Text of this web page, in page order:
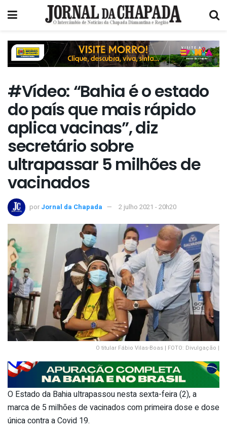
#Vídeo: “Bahia é o estado
do país que mais rápido
aplica vacinas”, diz
secretário sobre
ultrapassar 5 milhões de
vacinados
por Jornal da Chapada 2 julho 2021 - 20h20
O titular Fábio Vilas-Boas | FOTO: Divulgação |
O Estado da Bahia ultrapassou nesta sexta-feira (2), a
marca de 5 milhões de vacinados com primeira dose e dose
única contra a Covid 19.